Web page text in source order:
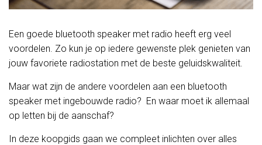
Een goede bluetooth speaker met radio heeft erg veel
voordelen. Zo kun je op iedere gewenste plek genieten van
jouw favoriete radiostation met de beste geluidskwaliteit.
Maar wat zijn de andere voordelen aan een bluetooth
speaker met ingebouwde radio? En waar moet ik allemaal
op letten bij de aanschaf?
In deze koopgids gaan we compleet inlichten over alles